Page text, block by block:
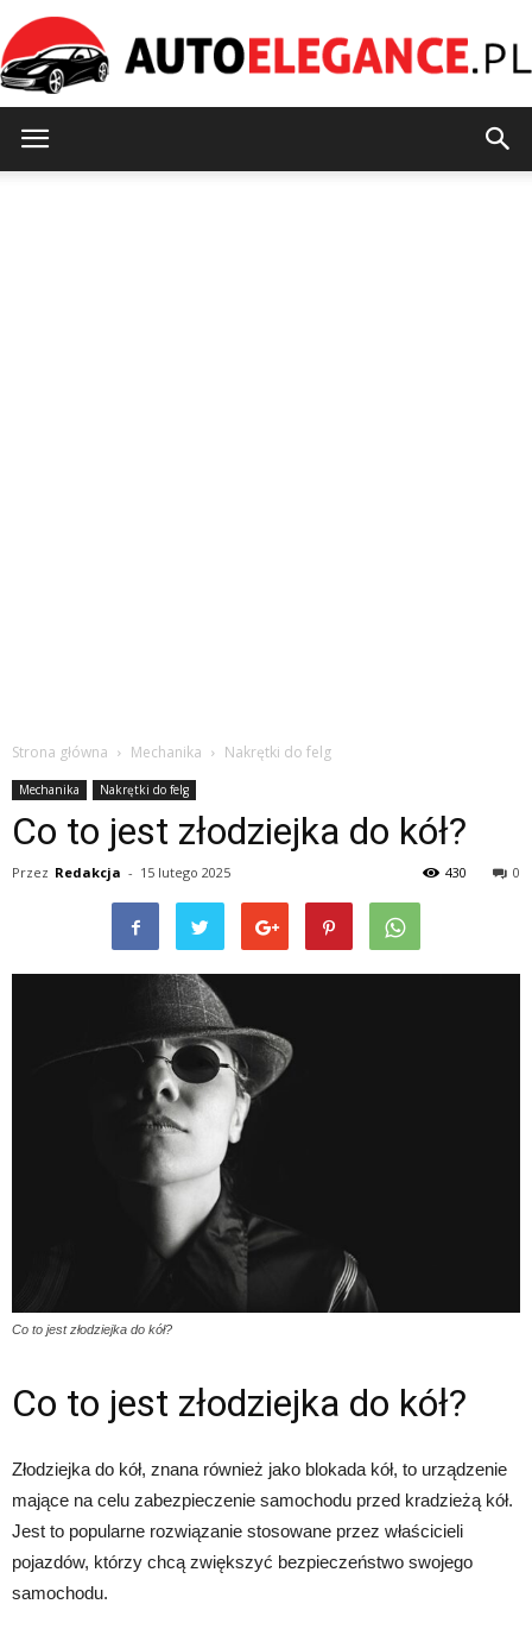
Strona główna Mechanika Nakrętki do felg
Mechanika Nakrętki do felg
Co to jest złodziejka do kół?
Przez Redakcja - 15 lutego 2025 0
430
Co to jest złodziejka do kół?
Co to jest złodziejka do kół?
Złodziejka do kół, znana również jako blokada kół, to urządzenie
mające na celu zabezpieczenie samochodu przed kradzieżą kół.
Jest to popularne rozwiązanie stosowane przez właścicieli
pojazdów, którzy chcą zwiększyć bezpieczeństwo swojego
samochodu.